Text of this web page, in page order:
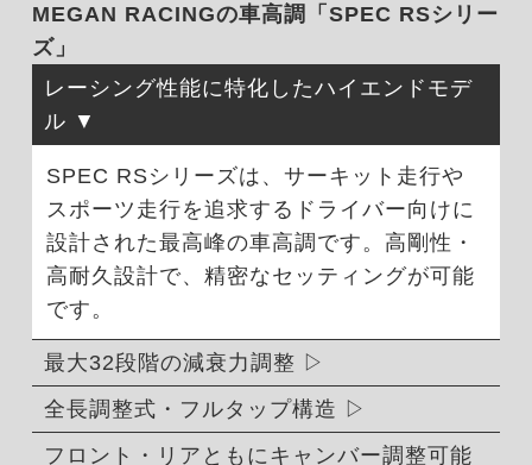
MEGAN RACINGの車高調「SPEC RSシリー
ズ」
レーシング性能に特化したハイエンドモデ
ル
SPEC RSシリーズは、サーキット走行や
スポーツ走行を追求するドライバー向けに
設計された最高峰の車高調です。高剛性・
高耐久設計で、精密なセッティングが可能
です。
最大32段階の減衰力調整
全長調整式・フルタップ構造
フロント・リアともにキャンバー調整可能